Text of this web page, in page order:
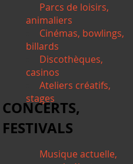
Parcs de loisirs,
animaliers
Cinémas, bowlings,
billards
Discothèques,
casinos
Ateliers créatifs,
stages
CONCERTS,
FESTIVALS
Musique actuelle,